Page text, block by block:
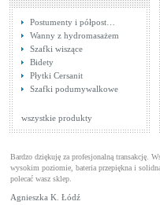
Postumenty i półpost…
Wanny z hydromasażem
Szafki wiszące
Bidety
Płytki Cersanit
Szafki podumywalkowe
wszystkie produkty
Bardzo dziękuję za profesjonalną transakcję.
wysokim poziomie, bateria przepiękna i
polecać wasz sklep.
Agnieszka K. Łódź